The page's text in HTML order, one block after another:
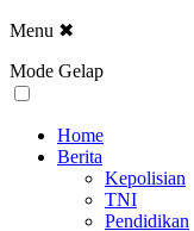
Menu ✖
Mode Gelap
Home
Berita
Kepolisian
TNI
Pendidikan